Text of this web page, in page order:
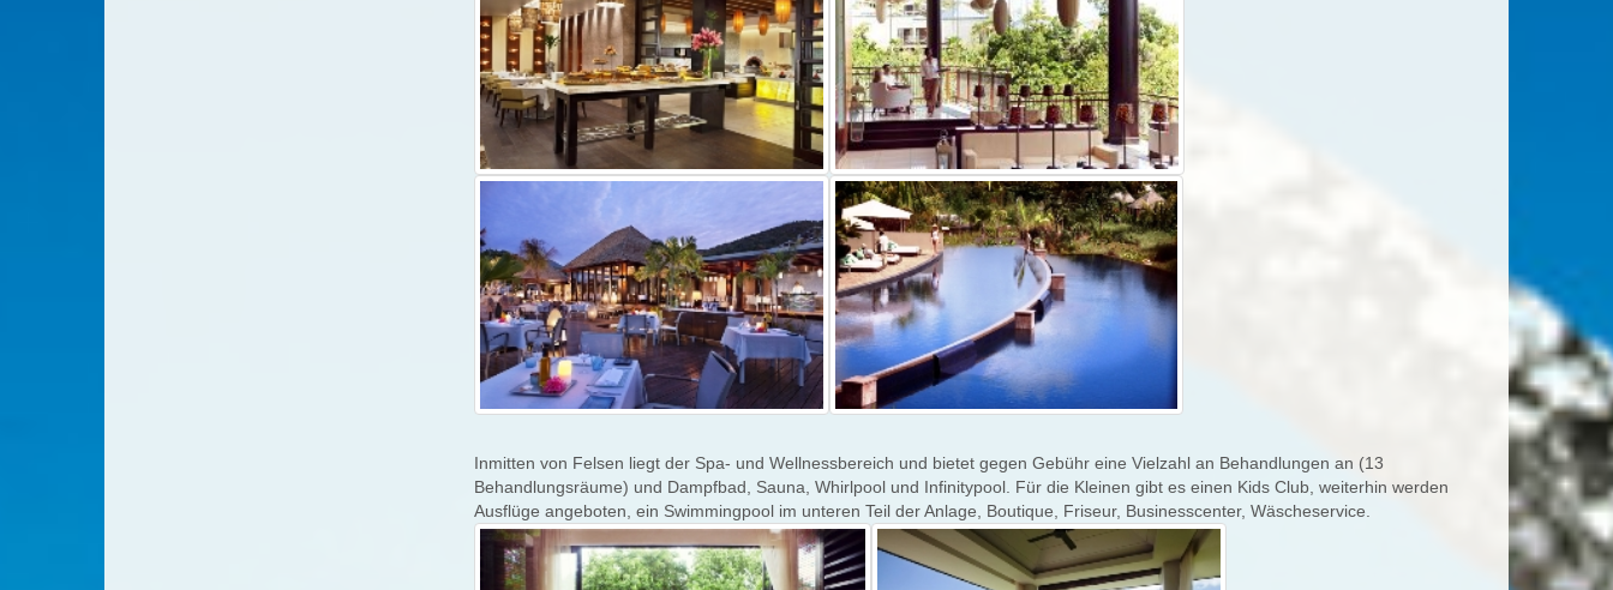
Inmitten von Felsen liegt der Spa- und Wellnessbereich und bietet gegen Gebühr eine Vielzahl an Behandlungen an (13
Behandlungsräume) und Dampfbad, Sauna, Whirlpool und Infinitypool. Für die Kleinen gibt es einen Kids Club, weiterhin werden
Ausflüge angeboten, ein Swimmingpool im unteren Teil der Anlage, Boutique, Friseur, Businesscenter, Wäscheservice.